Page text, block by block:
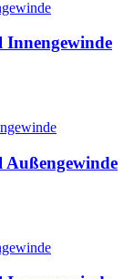
Innengewinde